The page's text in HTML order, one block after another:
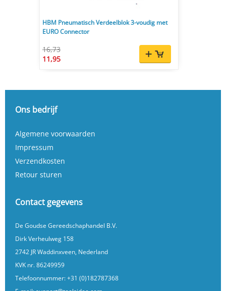
HBM Pneumatisch Verdeelblok 3-voudig met
EURO Connector
16,73
11,95
Ons bedrijf
Algemene voorwaarden
Impressum
Verzendkosten
Retour sturen
Contact gegevens
De Goudse Gereedschaphandel B.V.
Dirk Verheulweg 158
2742 JR Waddinxveen, Nederland
KVK nr. 86249959
Telefoonnummer:+31 (0)182787368